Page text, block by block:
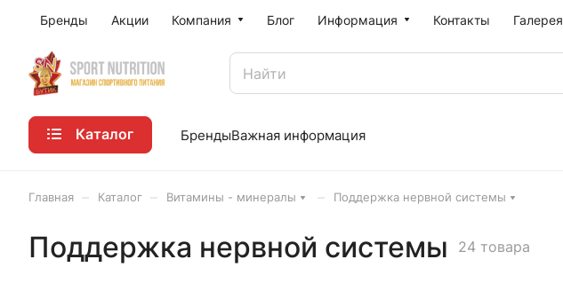
Бренды Акции Компания Блог Информация Контакты Галерея
Каталог БрендыВажная информация
Главная Каталог Витамины - минералы Поддержка нервной системы
Поддержка нервной системы 24 товара